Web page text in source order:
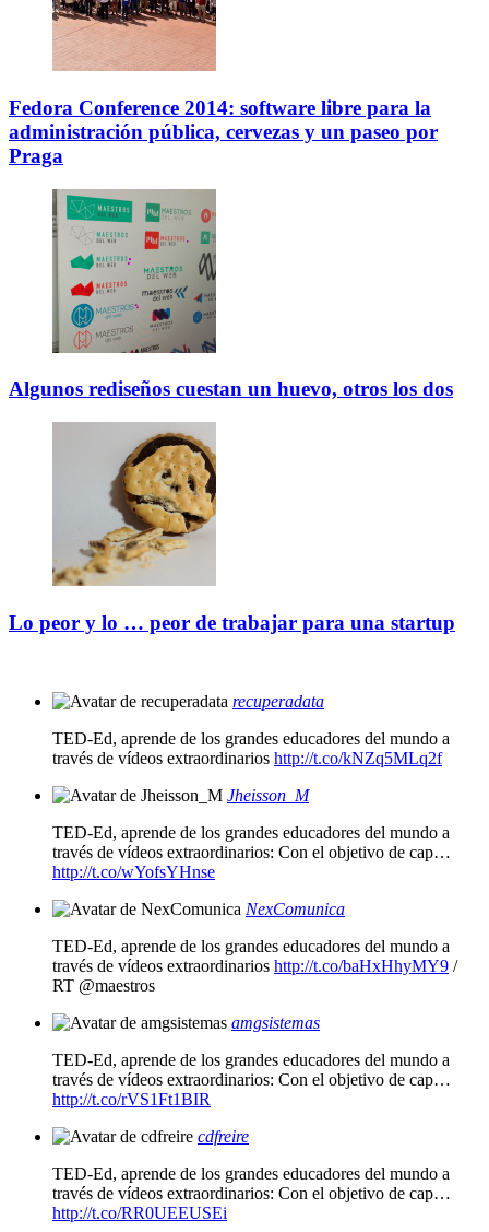
Fedora Conference 2014: software libre para la
administración pública, cervezas y un paseo por
Praga
Algunos rediseños cuestan un huevo, otros los dos
Lo peor y lo … peor de trabajar para una startup
recuperadata
TED-Ed, aprende de los grandes educadores del mundo a
través de vídeos extraordinarios http://t.co/kNZq5MLq2f
Jheisson_M
TED-Ed, aprende de los grandes educadores del mundo a
través de vídeos extraordinarios: Con el objetivo de cap…
http://t.co/wYofsYHnse
NexComunica
TED-Ed, aprende de los grandes educadores del mundo a
través de vídeos extraordinarios http://t.co/baHxHhyMY9 /
RT @maestros
amgsistemas
TED-Ed, aprende de los grandes educadores del mundo a
través de vídeos extraordinarios: Con el objetivo de cap…
http://t.co/rVS1Ft1BIR
cdfreire
TED-Ed, aprende de los grandes educadores del mundo a
través de vídeos extraordinarios: Con el objetivo de cap…
http://t.co/RR0UEEUSEi